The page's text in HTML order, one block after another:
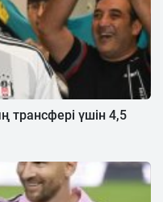
трансфері үшін 4,5